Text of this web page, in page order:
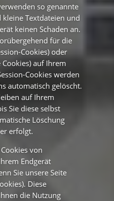
so genannte
kleine Textdateien und
keinen Schaden an.
für die
Cookies) oder
auf Ihrem
Cookies werden
automatisch gelöscht.
auf Ihrem
Sie diese selbst
Löschung
erfolgt.
von
Endgerät
Sie unsere Seite
Diese
die Nutzung